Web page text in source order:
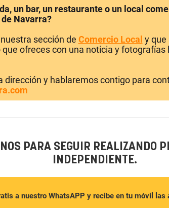
un bar, un restaurante o un local
Navarra?
sección de Comercio Local y que
ofreces con una noticia y fotografías
dirección y hablaremos contigo para
PARA SEGUIR REALIZANDO
INDEPENDIENTE.
a nuestro WhatsAPP y recibe en tu móvil las